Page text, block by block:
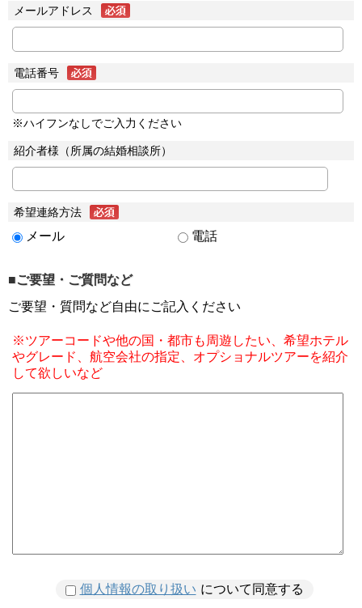
メールアドレス
電話番号
※ハイフンなしでご入力ください
紹介者様（所属の結婚相談所）
希望連絡方法
メール 電話
■ご要望・ご質問など
ご要望・質問など自由にご記入ください
※ツアーコードや他の国・都市も周遊したい、希望ホテル
やグレード、航空会社の指定、オプショナルツアーを紹介
して欲しいなど
個人情報の取り扱い について同意する